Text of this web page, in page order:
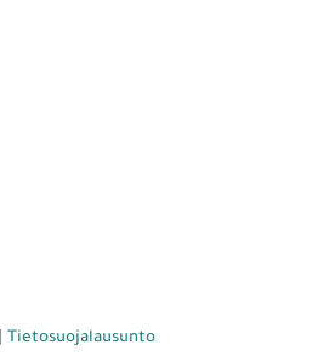
Tietosuojalausunto